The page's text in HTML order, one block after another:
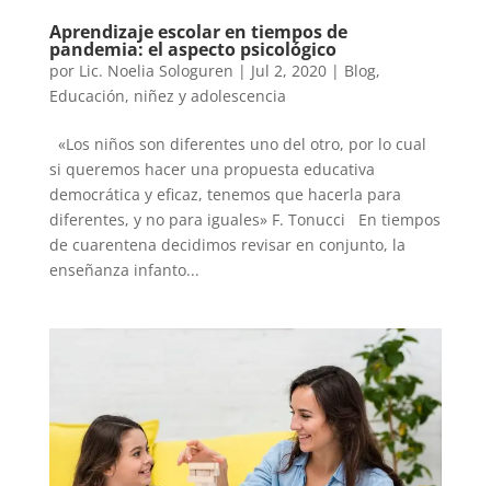
Aprendizaje escolar en tiempos de
pandemia: el aspecto psicológico
por Lic. Noelia Sologuren | Jul 2, 2020| Blog,
Educación, niñez y adolescencia
«Los niños son diferentes uno del otro, por lo cual
si queremos hacer una propuesta educativa
democrática y eficaz, tenemos que hacerla para
diferentes, y no para iguales» F. Tonucci En tiempos
de cuarentena decidimos revisar en conjunto, la
enseñanza infanto...